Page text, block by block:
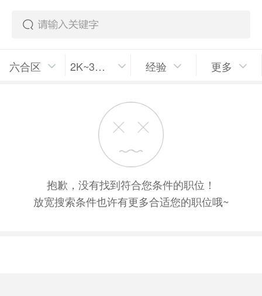
六合区 2K~3K/月 经验 更多
抱歉，没有找到符合您条件的职位！
放宽搜索条件也许有更多合适您的职位哦~